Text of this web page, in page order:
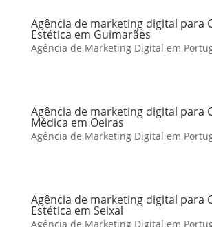
Agência de marketing digital para
Estética em Guimarães
Agência de Marketing Digital em
Agência de marketing digital para
Médica em Oeiras
Agência de Marketing Digital em
Agência de marketing digital para
Estética em Seixal
Agência de Marketing Digital em